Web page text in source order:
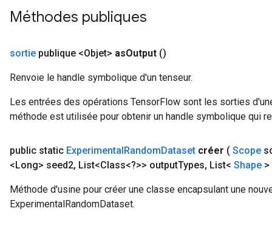
Méthodes publiques
sortie publique <Objet> asOutput ()
Renvoie le handle symbolique d'un tenseur.
Les entrées des opérations TensorFlow sont les sorties
méthode est utilisée pour obtenir un handle symbolique qui
public static ExperimentalRandomDataset créer ( Scope
<Long> seed2, List<Class<?>> outputTypes, List< Shape
Méthode d'usine pour créer une classe encapsulant une
ExperimentalRandomDataset.